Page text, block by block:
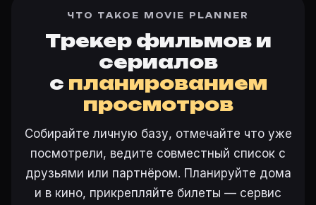
ЧТО ТАКОЕ MOVIE PLANNER
Трекер фильмов и
сериалов
с планированием
просмотров
Собирайте личную базу, отмечайте что уже
посмотрели, ведите совместный список с
друзьями или партнёром. Планируйте дома
и в кино, прикрепляйте билеты — сервис